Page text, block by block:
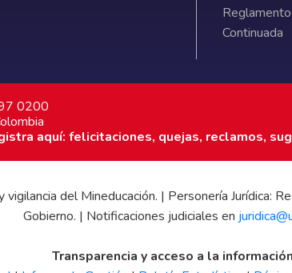
Continuada
0200
aquí: felicitaciones, quejas, reclamos,
vigilancia del Mineducación. | Personería
Gobierno. | Notificaciones judiciales en
Transparencia y acceso a la